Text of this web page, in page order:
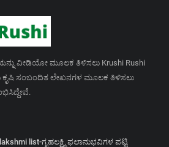
ವೀಡಿಯೋ ಮೂಲಕ ತಿಳಿಸಲು Krushi Rushi
ಸಂಬಂದಿತ ಲೇಖನಗಳ ಮೂಲಕ ತಿಳಿಸಲು
list-ಗೃಹಲಕ್ಷ್ಮಿ ಫಲಾನುಭವಿಗಳ ಪಟ್ಟಿ